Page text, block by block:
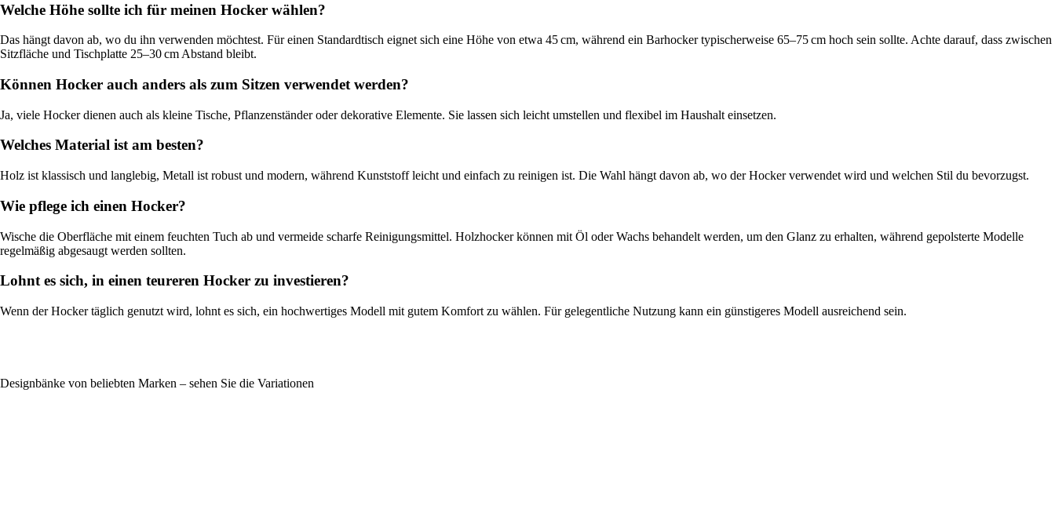
Welche Höhe sollte ich für meinen Hocker wählen?
Das hängt davon ab, wo du ihn verwenden möchtest. Für einen Standardtisch eignet sich eine Höhe von etwa 45 cm, während ein Barhocker typischerweise 65–75 cm hoch sein sollte. Achte darauf, dass zwischen
Sitzfläche und Tischplatte 25–30 cm Abstand bleibt.
Können Hocker auch anders als zum Sitzen verwendet werden?
Ja, viele Hocker dienen auch als kleine Tische, Pflanzenständer oder dekorative Elemente. Sie lassen sich leicht umstellen und flexibel im Haushalt einsetzen.
Welches Material ist am besten?
Holz ist klassisch und langlebig, Metall ist robust und modern, während Kunststoff leicht und einfach zu reinigen ist. Die Wahl hängt davon ab, wo der Hocker verwendet wird und welchen Stil du bevorzugst.
Wie pflege ich einen Hocker?
Wische die Oberfläche mit einem feuchten Tuch ab und vermeide scharfe Reinigungsmittel. Holzhocker können mit Öl oder Wachs behandelt werden, um den Glanz zu erhalten, während gepolsterte Modelle
regelmäßig abgesaugt werden sollten.
Lohnt es sich, in einen teureren Hocker zu investieren?
Wenn der Hocker täglich genutzt wird, lohnt es sich, ein hochwertiges Modell mit gutem Komfort zu wählen. Für gelegentliche Nutzung kann ein günstigeres Modell ausreichend sein.
Designbänke von beliebten Marken – sehen Sie die Variationen